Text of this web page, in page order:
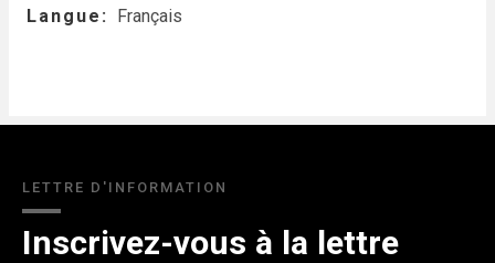
Langue Français
LETTRE D'INFORMATION
Inscrivez-vous à la lettre